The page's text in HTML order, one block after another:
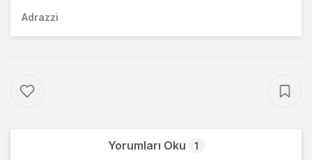
Adrazzi
Yorumları Oku 1